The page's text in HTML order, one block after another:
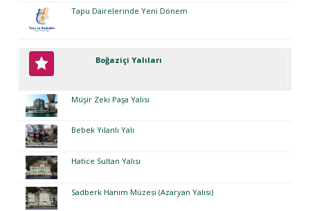
Tapu Dairelerinde Yeni Dönem
Boğaziçi Yalıları
Müşir Zeki Paşa Yalısı
Bebek Yılanlı Yalı
Hatice Sultan Yalısı
Sadberk Hanım Müzesi (Azaryan Yalısı)